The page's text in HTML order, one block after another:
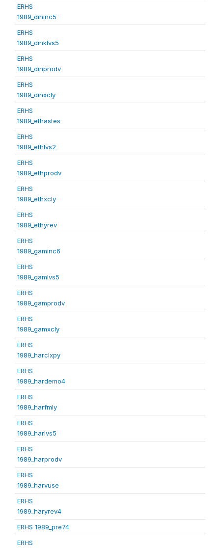
ERHS
1989_dininc5
ERHS
1989_dinklvs5
ERHS
1989_dinprodv
ERHS
1989_dinxcly
ERHS
1989_ethastes
ERHS
1989_ethlvs2
ERHS
1989_ethprodv
ERHS
1989_ethxcly
ERHS
1989_ethyrev
ERHS
1989_gaminc6
ERHS
1989_gamlvs5
ERHS
1989_gamprodv
ERHS
1989_gamxcly
ERHS
1989_harclxpy
ERHS
1989_hardemo4
ERHS
1989_harfmly
ERHS
1989_harlvs5
ERHS
1989_harprodv
ERHS
1989_harvuse
ERHS
1989_haryrev4
ERHS 1989_pre74
ERHS